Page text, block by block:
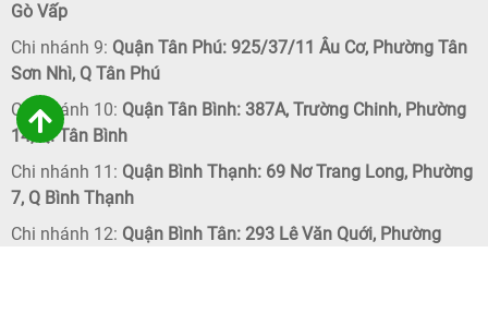
Gò Vấp
Chi nhánh 9: Quận Tân Phú: 925/37/11 Âu Cơ, Phường Tân
Sơn Nhì, Q Tân Phú
Chi nhánh 10: Quận Tân Bình: 387A, Trường Chinh, Phường
14, Q. Tân Bình
Chi nhánh 11: Quận Bình Thạnh: 69 Nơ Trang Long, Phường
7, Q Bình Thạnh
Chi nhánh 12: Quận Bình Tân: 293 Lê Văn Quới, Phường